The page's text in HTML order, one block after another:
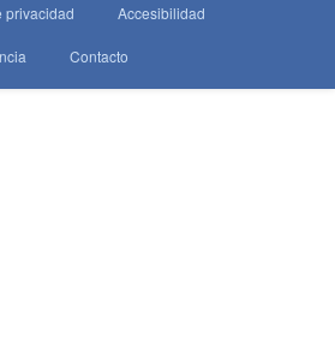
privacidad Accesibilidad
Contacto